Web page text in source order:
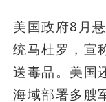
美国政府8月
统马杜罗，宣
送毒品。美国
海域部署多艘